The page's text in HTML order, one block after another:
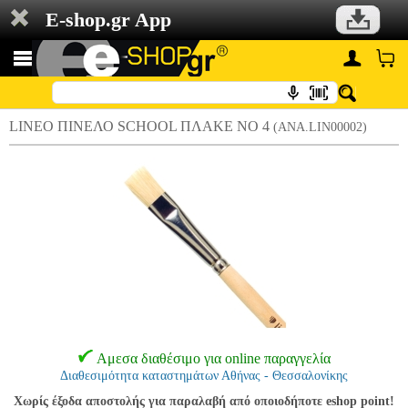
E-shop.gr App
LINEO ΠΙΝΕΛΟ SCHOOL ΠΛΑΚΕ NO 4 (ANA.LIN00002)
Αμεσα διαθέσιμο για online παραγγελία
Διαθεσιμότητα καταστημάτων Αθήνας - Θεσσαλονίκης
Χωρίς έξοδα αποστολής για παραλαβή από οποιοδήποτε eshop point!